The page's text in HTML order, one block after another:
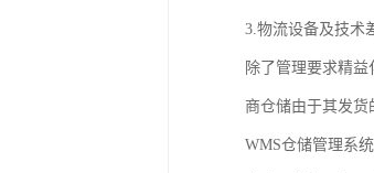
3.物流设备及技术
除了管理要求精
商仓储由于其发货
WMS仓储管理系